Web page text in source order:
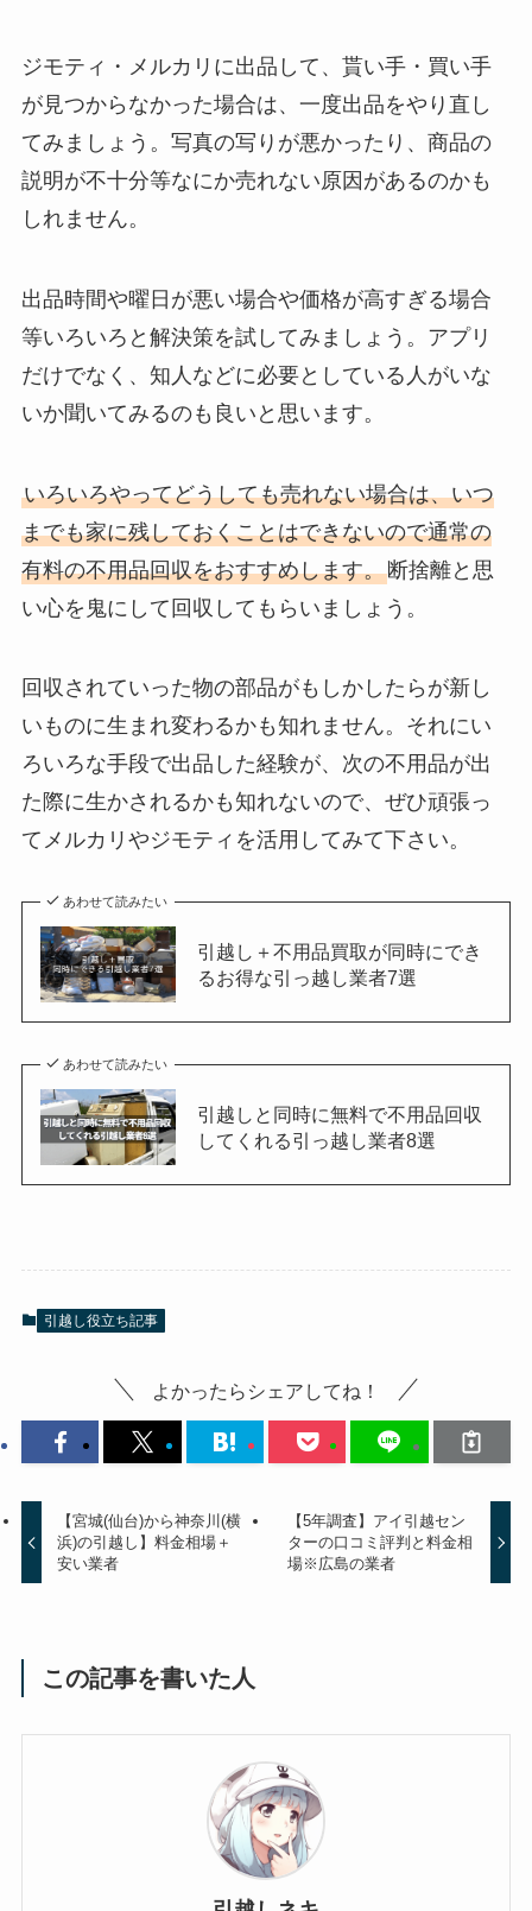
ジモティ・メルカリに出品して、貰い手・買い手
が見つからなかった場合は、一度出品をやり直し
てみましょう。写真の写りが悪かったり、商品の
説明が不十分等なにか売れない原因があるのかも
しれません。
出品時間や曜日が悪い場合や価格が高すぎる場合
等いろいろと解決策を試してみましょう。アプリ
だけでなく、知人などに必要としている人がいな
いか聞いてみるのも良いと思います。
いろいろやってどうしても売れない場合は、いつ
までも家に残しておくことはできないので通常の
有料の不用品回収をおすすめします。断捨離と思
い心を鬼にして回収してもらいましょう。
回収されていった物の部品がもしかしたらが新し
いものに生まれ変わるかも知れません。それにい
ろいろな手段で出品した経験が、次の不用品が出
た際に生かされるかも知れないので、ぜひ頑張っ
てメルカリやジモティを活用してみて下さい。
あわせて読みたい
引越し＋不用品買取が同時にでき
るお得な引っ越し業者7選
あわせて読みたい
引越しと同時に無料で不用品回収
してくれる引っ越し業者8選
引越し役立ち記事
よかったらシェアしてね！
【宮城(仙台)から神奈川(横
浜)の引越し】料金相場＋
安い業者
【5年調査】アイ引越セン
ターの口コミ評判と料金相
場※広島の業者
この記事を書いた人